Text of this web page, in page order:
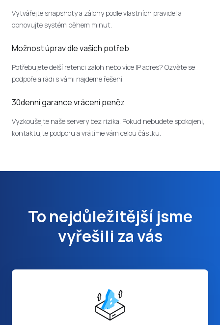
Vytvářejte snapshoty a zálohy podle vlastních pravidel a
obnovujte systém během minut.
Možnost úprav dle vašich potřeb
Potřebujete delší retenci záloh nebo více IP adres? Ozvěte se
podpoře a rádi s vámi najdeme řešení.
30denní garance vrácení peněz
Vyzkoušejte naše servery bez rizika. Pokud nebudete spokojeni,
kontaktujte podporu a vrátíme vám celou částku.
To nejdůležitější jsme
vyřešili za vás